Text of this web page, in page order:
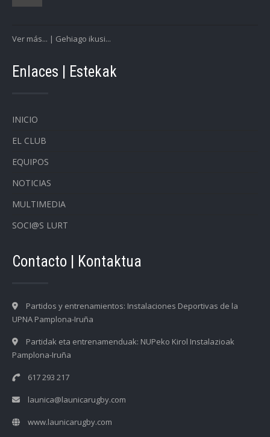
Ver más... | Gehiago ikusi...
Enlaces | Estekak
INICIO
EL CLUB
EQUIPOS
NOTICIAS
MULTIMEDIA
SOCI@S LURT
Contacto | Kontaktua
Partidos y entrenamientos: Instalaciones Deportivas de la
UPNA Pamplona-Iruña
Partidak eta entrenamenduak: NUPeko Kirol Instalazioak
Pamplona-Iruña
617 293 217
launica@launicarugby.com
www.launicarugby.com